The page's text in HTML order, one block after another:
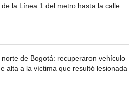
la Línea 1 del metro hasta la calle
de Bogotá: recuperaron vehículo
alta a la víctima que resultó lesionada